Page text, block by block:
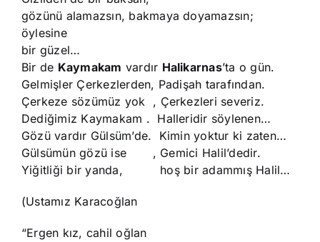
gözünü alamazsın, bakmaya doyamazsın;
öylesine
bir güzel…
Bir de Kaymakam vardır Halikarnas’ta o gün.
Gelmişler Çerkezlerden, Padişah tarafından.
Çerkeze sözümüz yok , Çerkezleri severiz.
Dediğimiz Kaymakam . Halleridir söylenen…
Gözü vardır Gülsüm’de. Kimin yoktur ki zaten…
Gülsümün gözü ise , Gemici Halil’dedir.
Yiğitliği bir yanda, hoş bir adammış Halil…
(Ustamız Karacoğlan
“Ergen kız, cahil oğlan